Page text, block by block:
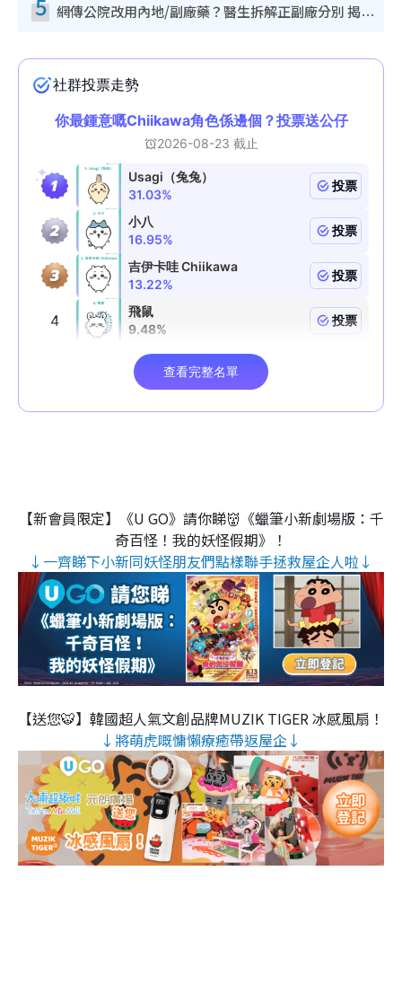
網傳公院改用內地/副廠藥？醫生拆解正副廠分別 揭4類人換藥隨時出事
【新會員限定】《U GO》請你睇👹《蠟筆小新劇場版：千
奇百怪！我的妖怪假期》！
↓一齊睇下小新同妖怪朋友們點樣聯手拯救屋企人啦↓
【送您🐯】韓國超人氣文創品牌MUZIK TIGER 冰感風扇！
↓將萌虎嘅慵懶療癒帶返屋企↓